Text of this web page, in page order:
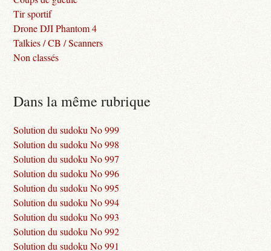
Tir sportif
Drone DJI Phantom 4
Talkies / CB / Scanners
Non classés
Dans la même rubrique
Solution du sudoku No 999
Solution du sudoku No 998
Solution du sudoku No 997
Solution du sudoku No 996
Solution du sudoku No 995
Solution du sudoku No 994
Solution du sudoku No 993
Solution du sudoku No 992
Solution du sudoku No 991